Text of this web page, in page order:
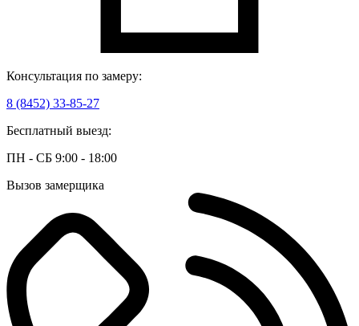
Консультация по замеру:
8 (8452) 33-85-27
Бесплатный выезд:
ПН - СБ 9:00 - 18:00
Вызов замерщика